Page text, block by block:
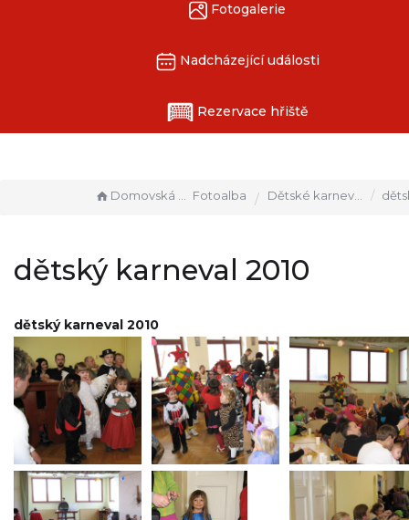
Fotogalerie
Nadcházející události
Rezervace hřiště
Domovská stránka Fotoalba dětský
dětský karneval 2010
dětský karneval 2010